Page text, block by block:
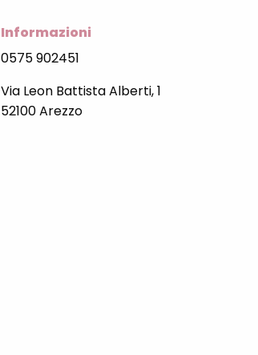
Informazioni
0575 902451
Via Leon Battista Alberti, 1
52100 Arezzo